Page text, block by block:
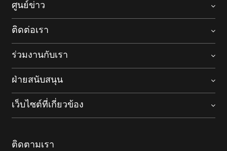
ศูนย์ข่าว
ติดต่อเรา
ร่วมงานกับเรา
ฝ่ายสนับสนุน
เว็บไซต์ที่เกี่ยวข้อง
ติดตามเรา